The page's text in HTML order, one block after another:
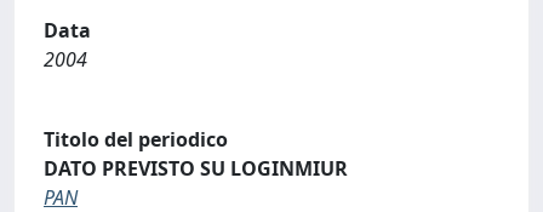
Data
2004
Titolo del periodico
DATO PREVISTO SU LOGINMIUR
PAN